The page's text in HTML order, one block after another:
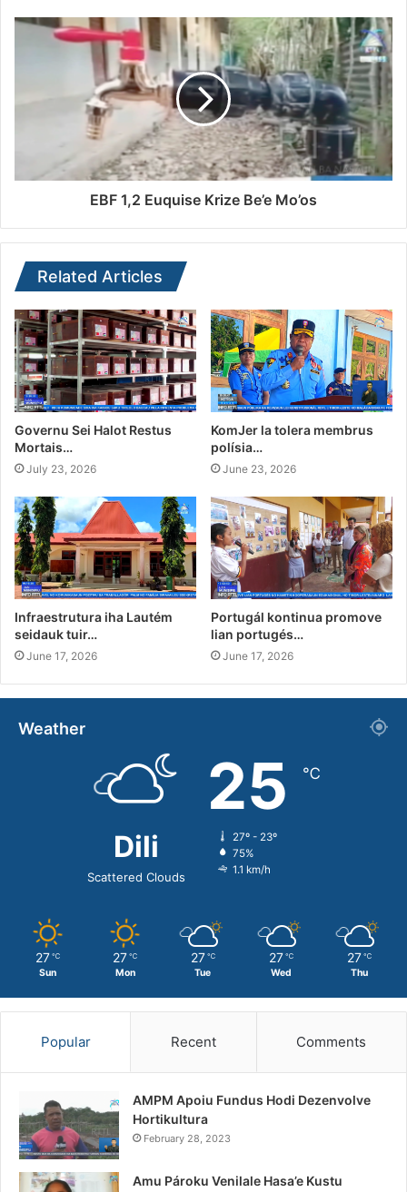
EBF 1,2 Euquise Krize Be’e Mo’os
Related Articles
Governu Sei Halot Restus
Mortais…
July 23, 2026
KomJer la tolera membrus
polísia…
June 23, 2026
Infraestrutura iha Lautém
seidauk tuir…
June 17, 2026
Portugál kontinua promove
lian portugés…
June 17, 2026
Weather
Dili
Scattered Clouds
25 ℃
27º - 23º
75%
1.1 km/h
27 ℃
Sun
27 ℃
Mon
27 ℃
Tue
27 ℃
Wed
27 ℃
Thu
Popular Recent Comments
AMPM Apoiu Fundus Hodi Dezenvolve
Hortikultura
February 28, 2023
Amu Pároku Venilale Hasa’e Kustu